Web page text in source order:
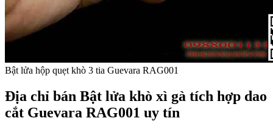
Bật lửa hộp quẹt khò 3 tia Guevara RAG001
Địa chỉ bán Bật lửa khò xì gà tích hợp dao
cắt Guevara RAG001 uy tín​